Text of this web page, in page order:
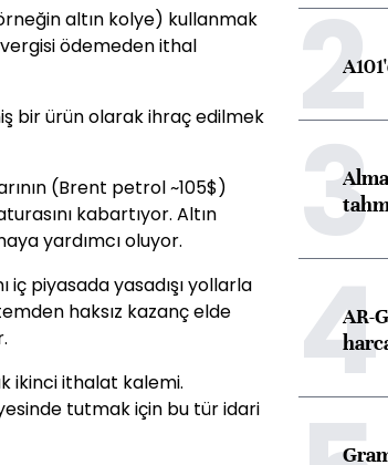
altın kolye) kullanmak
ödemeden ithal
bir ürün olarak ihraç edilmek
(Brent petrol ~105$)
kabartıyor. Altın
yardımcı oluyor.
iç piyasada yasadışı yollarla
haksız kazanç elde
ikinci ithalat kalemi.
tutmak için bu tür idari
2
3
4
AR-